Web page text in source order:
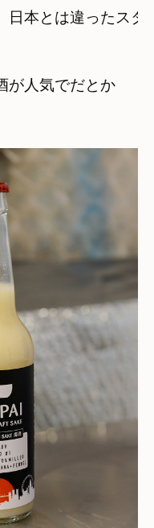
日本とは違ったスタ
が人気でだとか